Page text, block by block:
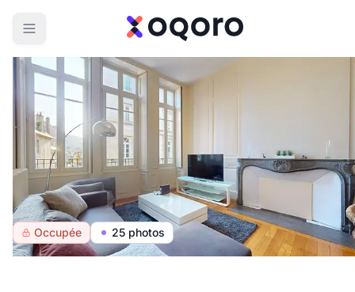
Occupée 25 photos